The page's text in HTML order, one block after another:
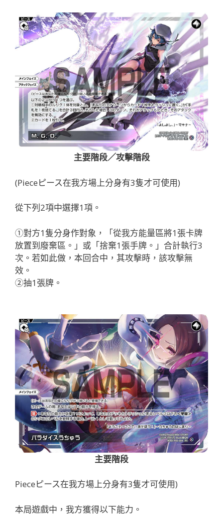
主要階段／攻擊階段
(Pieceピース在我方場上分身有3隻才可使用)
從下列2項中選擇1項。
①對方1隻分身作對象，「從我方能量區將1張卡牌
放置到廢棄區。」或「捨棄1張手牌。」合計執行3
次。若如此做，本回合中，其攻擊時，該攻擊無
效。
②抽1張牌。
主要階段
Pieceピース在我方場上分身有3隻才可使用)
本局遊戲中，我方獲得以下能力。